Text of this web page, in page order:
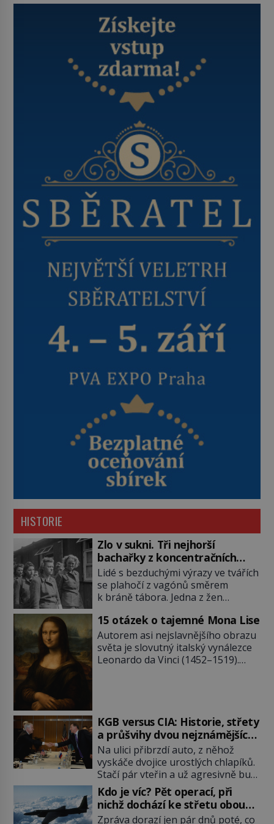
HISTORIE
Zlo v sukni. Tři nejhorší
bachařky z koncentračních
táborů
Lidé s bezduchými výrazy ve tvářích
se plahočí z vagónů směrem
k bráně tábora. Jedna z žen
jejich oči se setkají. Místo soucitu
však přichází gesto, které
nebožačku posílá rovnou do
plynové komory. Jména jako Rudolf
15 otázek o tajemné Mona Lise
Autorem asi nejslavnějšího obrazu
světa je slovutný italský vynálezce
Leonardo da Vinci (1452–1519).
pověsil Napoleon? Samotný císař
Napoleon Bonaparte (1769–1821)
má pro malbu slabost, a tak si ji
ještě jako první konzul přemístí do
své ložnice v Tuilerisjkém […]
KGB versus CIA: Historie, střety
a průšvihy dvou nejznámějších
tajných služeb historie
Na ulici přibrzdí auto, z něhož
vyskáče dvojice urostlých chlapíků.
Stačí pár vteřin a už agresivně buší
na dveře. O další okamžik později
vlečou nebožáka do auta, a pak už
ho nikdy nikdo nespatří. Dostal se
Kdo je víc? Pět operací, při
nichž dochází ke střetu obou
tajných služeb
Zpráva dorazí jen pár dnů poté, co